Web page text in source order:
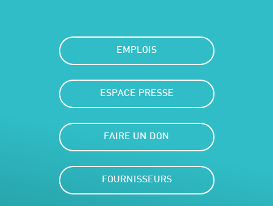
EMPLOIS
ESPACE PRESSE
FAIRE UN DON
FOURNISSEURS